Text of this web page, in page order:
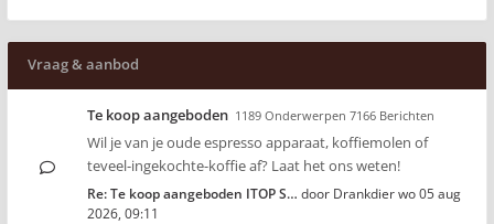
Vraag & aanbod
Te koop aangeboden 1189 Onderwerpen 7166 Berichten
Wil je van je oude espresso apparaat, koffiemolen of
teveel-ingekochte-koffie af? Laat het ons weten!
Re: Te koop aangeboden ITOP S… door Drankdierwo 05 aug
2026, 09:11